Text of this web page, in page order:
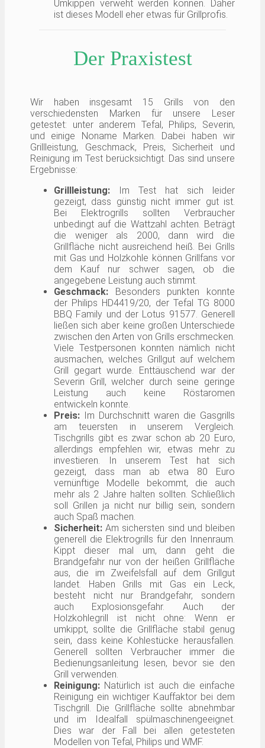
Umkippen verweht werden können. Daher
ist dieses Modell eher etwas für Grillprofis.
Der Praxistest
Wir haben insgesamt 15 Grills von den
verschiedensten Marken für unsere Leser
getestet: unter anderem Tefal, Philips, Severin,
und einige Noname Marken. Dabei haben wir
Grillleistung, Geschmack, Preis, Sicherheit und
Reinigung im Test berücksichtigt. Das sind unsere
Ergebnisse:
Grillleistung: Im Test hat sich leider
gezeigt, dass günstig nicht immer gut ist.
Bei Elektrogrills sollten Verbraucher
unbedingt auf die Wattzahl achten. Beträgt
die weniger als 2000, dann wird die
Grillfläche nicht ausreichend heiß. Bei Grills
mit Gas und Holzkohle können Grillfans vor
dem Kauf nur schwer sagen, ob die
angegebene Leistung auch stimmt.
Geschmack: Besonders punkten konnte
der Philips HD4419/20, der Tefal TG 8000
BBQ Family und der Lotus 91577. Generell
ließen sich aber keine großen Unterschiede
zwischen den Arten von Grills erschmecken.
Viele Testpersonen konnten nämlich nicht
ausmachen, welches Grillgut auf welchem
Grill gegart wurde. Enttäuschend war der
Severin Grill, welcher durch seine geringe
Leistung auch keine Röstaromen
entwickeln konnte.
Preis: Im Durchschnitt waren die Gasgrills
am teuersten in unserem Vergleich.
Tischgrills gibt es zwar schon ab 20 Euro,
allerdings empfehlen wir, etwas mehr zu
investieren. In unserem Test hat sich
gezeigt, dass man ab etwa 80 Euro
vernünftige Modelle bekommt, die auch
mehr als 2 Jahre halten sollten. Schließlich
soll Grillen ja nicht nur billig sein, sondern
auch Spaß machen.
Sicherheit: Am sichersten sind und bleiben
generell die Elektrogrills für den Innenraum.
Kippt dieser mal um, dann geht die
Brandgefahr nur von der heißen Grillfläche
aus, die im Zweifelsfall auf dem Grillgut
landet. Haben Grills mit Gas ein Leck,
besteht nicht nur Brandgefahr, sondern
auch Explosionsgefahr. Auch der
Holzkohlegrill ist nicht ohne: Wenn er
umkippt, sollte die Grillfläche stabil genug
sein, dass keine Kohlestücke herausfallen.
Generell sollten Verbraucher immer die
Bedienungsanleitung lesen, bevor sie den
Grill verwenden.
Reinigung: Natürlich ist auch die einfache
Reinigung ein wichtiger Kauffaktor bei dem
Tischgrill. Die Grillfläche sollte abnehmbar
und im Idealfall spülmaschinengeeignet.
Dies war der Fall bei allen getesteten
Modellen von Tefal, Philips und WMF.